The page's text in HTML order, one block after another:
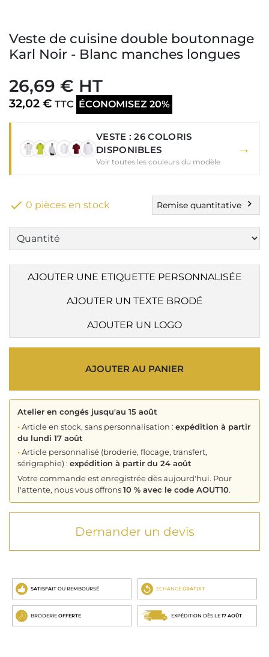
Veste de cuisine double boutonnage
Karl Noir - Blanc manches longues
26,69 € HT
32,02 € TTC ÉCONOMISEZ 20%
VESTE : 26 COLORIS
DISPONIBLES
Voir toutes les couleurs du modèle
→
 0 pièces en stock Remise quantitative chevron_right
AJOUTER UNE ETIQUETTE PERSONNALISÉE
AJOUTER UN TEXTE BRODÉ
AJOUTER UN LOGO
AJOUTER AU PANIER
Atelier en congés jusqu'au 15 août
•Article en stock, sans personnalisation : expédition à partir
du lundi 17 août
•Article personnalisé (broderie, flocage, transfert,
sérigraphie) : expédition à partir du 24 août
Votre commande est enregistrée dès aujourd'hui. Pour
l'attente, nous vous offrons10 % avec le code AOUT10.
Demander un devis
SATISFAIT OU REMBOURSÉ ECHANGE GRATUIT
BRODERIE OFFERTE EXPÉDITION DÈS LE 17 AOÛT